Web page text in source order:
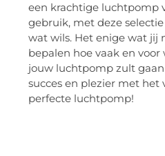
een krachtige luchtpomp
gebruik, met deze
wat wils. Het enige wat jij
bepalen hoe vaak en
jouw luchtpomp zult
succes en plezier met het
perfecte luchtpomp!